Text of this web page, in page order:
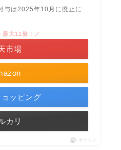
与は2025年10月に廃止に
最大11倍！／
市場
ッピング
カリ
ポチップ